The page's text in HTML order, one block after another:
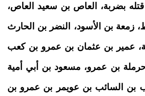
بضربة، العاص بن سعيد العاص،
زمعة بن الأسود،
النضر بن الحارث
عمير بن عثمان بن عمرو بن كعب
بن عمرو، مسعود بن أبي أمية
بن السائب بن عويمر بن عمرو بن